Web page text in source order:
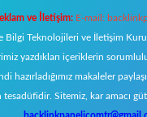
ve İletişim: E-mail:
Bilgi Teknolojileri ve İletişim
yazdıkları içeriklerin
hazırladığımız makaleler
Sitemiz, kar amacı